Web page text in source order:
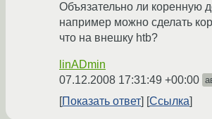
Объязательно ли коренную
например можно сделать
что на внешку htb?
linADmin
07.12.2008 17:31:49 +00:00
Показать ответ Ссылка